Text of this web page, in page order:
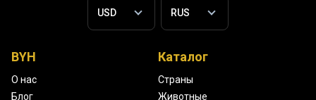
BYH
О нас
Блог
Каталог
Страны
Животные